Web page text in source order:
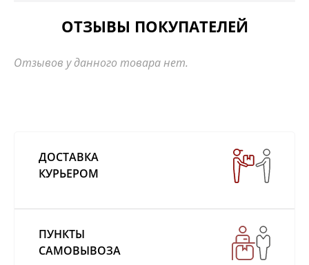
ОТЗЫВЫ ПОКУПАТЕЛЕЙ
Отзывов у данного товара нет.
ДОСТАВКА
КУРЬЕРОМ
ПУНКТЫ
САМОВЫВОЗА